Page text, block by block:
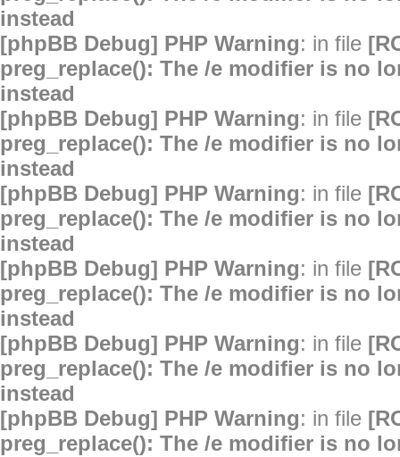
instead
[phpBB Debug] PHP Warning: in file
preg_replace(): The /e modifier is no
instead
[phpBB Debug] PHP Warning: in file
preg_replace(): The /e modifier is no
instead
[phpBB Debug] PHP Warning: in file
preg_replace(): The /e modifier is no
instead
[phpBB Debug] PHP Warning: in file
preg_replace(): The /e modifier is no
instead
[phpBB Debug] PHP Warning: in file
preg_replace(): The /e modifier is no
instead
[phpBB Debug] PHP Warning: in file
preg_replace(): The /e modifier is no